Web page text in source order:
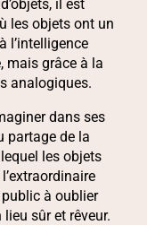
il est
les objets ont un
l’intelligence
mais grâce à la
analogiques.
dans ses
partage de la
les objets
public à oublier
sûr et rêveur.